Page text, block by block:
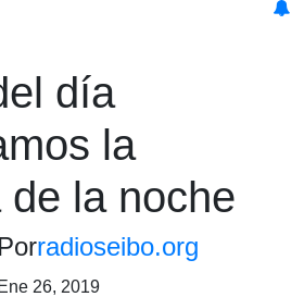
día
la
la noche
Porradioseibo.org
Ene 26, 2019